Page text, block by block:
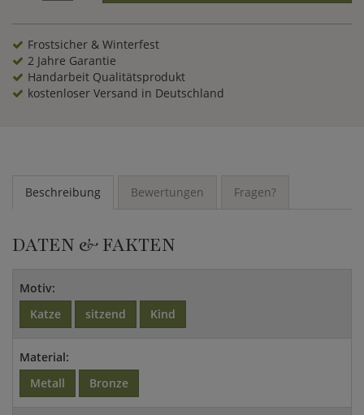
Frostsicher & Winterfest
2 Jahre Garantie
Handarbeit Qualitätsprodukt
kostenloser Versand in Deutschland
Beschreibung Bewertungen Fragen?
DATEN & FAKTEN
Motiv:
Katze
sitzend Kind
Material:
Metall
Bronze